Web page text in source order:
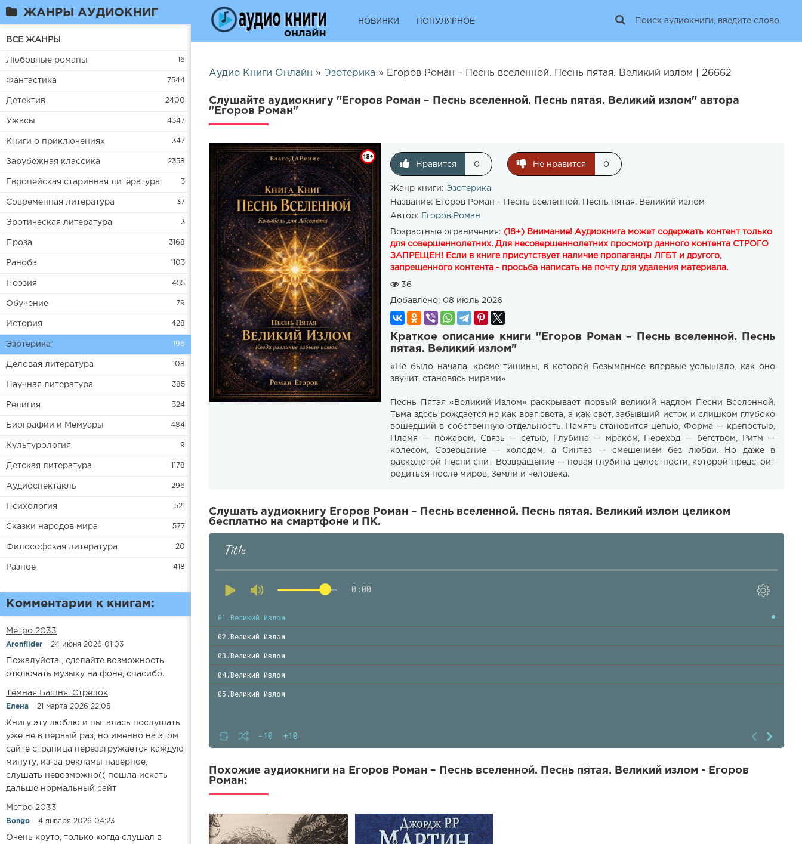
ЖАНРЫ АУДИОКНИГ
ВСЕ ЖАНРЫ
Любовные романы 16
Фантастика 7544
Детектив 2400
Ужасы 4347
Книги о приключениях 347
Зарубежная классика 2358
Европейская старинная литература 3
Современная литература 37
Эротическая литература 3
Проза 3168
Ранобэ 1103
Поэзия 455
Обучение 79
История 428
Эзотерика 196
Деловая литература 108
Научная литература 385
Религия 324
Биографии и Мемуары 484
Культурология 9
Детская литература 1178
Аудиоспектакль 296
Психология 521
Сказки народов мира 577
Философская литература 20
Разное 418
Комментарии к книгам:
Метро 2033
Aronfilder 24 июня 2026 01:03
Пожалуйста , сделайте возможность
отключать музыку на фоне, спасибо.
​​Тёмная Башня. Стрелок
Елена 21 марта 2026 22:05
Книгу эту люблю и пыталась послушать
уже не в первый раз, но именно на этом
сайте страница перезагружается каждую
минуту, из-за рекламы наверное,
слушать невозможно(( пошла искать
дальше нормальный сайт
Метро 2033
Bongo 4 января 2026 04:23
Очень круто, только когда слушал в
НОВИНКИ ПОПУЛЯРНОЕ
Аудио Книги Онлайн » Эзотерика » Егоров Роман – Песнь вселенной. Песнь пятая. Великий излом | 26662
Слушайте аудиокнигу "Егоров Роман – Песнь вселенной. Песнь пятая. Великий излом" автора
"Егоров Роман"
Нравится 0 Не нравится 0
Жанр книги:Эзотерика
Название: Егоров Роман – Песнь вселенной. Песнь пятая. Великий излом
Автор: Егоров Роман
Возрастные ограничения: (18+) Внимание! Аудиокнига может содержать контент только
для совершеннолетних. Для несовершеннолетних просмотр данного контента СТРОГО
ЗАПРЕЩЕН! Если в книге присутствует наличие пропаганды ЛГБТ и другого,
запрещенного контента - просьба написать на почту для удаления материала.
36
Добавлено: 08 июль 2026
Краткое описание книги "Егоров Роман – Песнь вселенной. Песнь
пятая. Великий излом"
«Не было начала, кроме тишины, в которой Безымянное впервые услышало, как оно
звучит, становясь мирами»
Песнь Пятая «Великий Излом» раскрывает первый великий надлом Песни Вселенной.
Тьма здесь рождается не как враг света, а как свет, забывший исток и слишком глубоко
вошедший в собственную отдельность. Память становится цепью, Форма — крепостью,
Пламя — пожаром, Связь — сетью, Глубина — мраком, Переход — бегством, Ритм —
колесом, Созерцание — холодом, а Синтез — смешением без любви. Но даже в
расколотой Песни спит Возвращение — новая глубина целостности, которой предстоит
родиться после миров, Земли и человека.
Слушать аудиокнигу Егоров Роман – Песнь вселенной. Песнь пятая. Великий излом целиком
бесплатно на смартфоне и ПК.
Title
0:00
-10 +10
01.Великий Излом
02.Великий Излом
03.Великий Излом
04.Великий Излом
05.Великий Излом
Похожие аудиокниги на Егоров Роман – Песнь вселенной. Песнь пятая. Великий излом - Егоров
Роман: